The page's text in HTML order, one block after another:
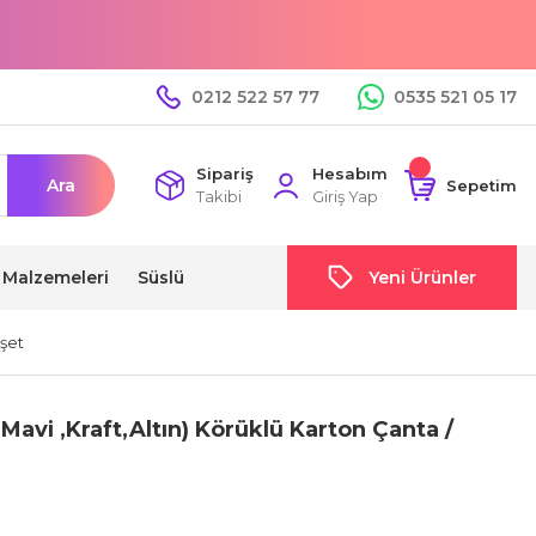
0212 522 57 77 0535 521 05 17
Ara
Sipariş
Takibi
Hesabım
Giriş Yap
Sepetim
Süslü Yeni Ürünler
,Kraft,Altın) Körüklü Karton Çanta /